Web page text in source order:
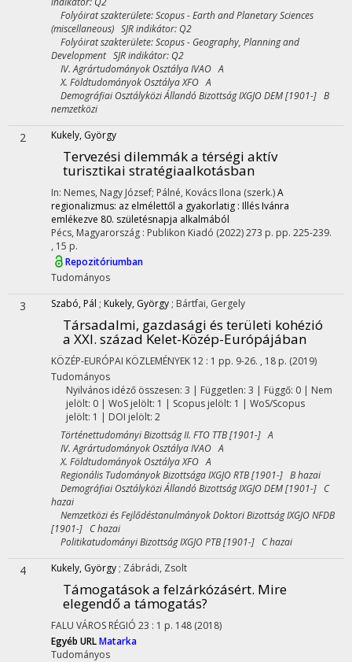
Folyóirat szakterülete: Scopus - Earth and Planetary Sciences
(miscellaneous) SJR indikátor: Q2
Folyóirat szakterülete: Scopus - Geography, Planning and
Development SJR indikátor: Q2
IV. Agrártudományok Osztálya IVAO A
X. Földtudományok Osztálya XFO A
Demográfiai Osztályközi Állandó Bizottság IXGJO DEM [1901-] B
nemzetközi
2 Kukely, György
Tervezési dilemmák a térségi aktív
turisztikai stratégiaalkotásban
In: Nemes, Nagy József; Pálné, Kovács Ilona (szerk.)A
regionalizmus: az elmélettől a gyakorlatig : Illés Ivánra
emlékezve 80. születésnapja alkalmából
Pécs, Magyarország : Publikon Kiadó (2022)273 p. pp. 225-239.
, 15 p.
Repozitóriumban
Tudományos
3 Szabó, Pál ; Kukely, György ; Bártfai, Gergely
Társadalmi, gazdasági és területi kohézió
a XXI. század Kelet-Közép-Európájában
KÖZÉP-EURÓPAI KÖZLEMÉNYEK 12 : 1 pp. 9-26. , 18 p. (2019)
Tudományos
Nyilvános idéző összesen: 3 | Független: 3 | Függő: 0 | Nem
jelölt: 0 | WoS jelölt: 1 | Scopus jelölt: 1 | WoS/Scopus
jelölt: 1 | DOI jelölt: 2
Történettudományi Bizottság II. FTO TTB [1901-] A
IV. Agrártudományok Osztálya IVAO A
X. Földtudományok Osztálya XFO A
Regionális Tudományok Bizottsága IXGJO RTB [1901-] B hazai
Demográfiai Osztályközi Állandó Bizottság IXGJO DEM [1901-] C
hazai
Nemzetközi és Fejlődéstanulmányok Doktori Bizottság IXGJO NFDB
[1901-] C hazai
Politikatudományi Bizottság IXGJO PTB [1901-] C hazai
4 Kukely, György ; Zábrádi, Zsolt
Támogatások a felzárkózásért. Mire
elegendő a támogatás?
FALU VÁROS RÉGIÓ 23 : 1 p. 148 (2018)
Egyéb URLMatarka
Tudományos